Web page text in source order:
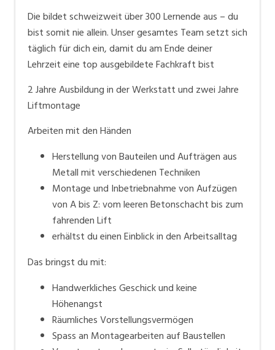
Verkauf, Handel, Kundenberatung,
Aussendienst
Die bildet schweizweit über 300 Lernende aus – du
bist somit nie allein. Unser gesamtes Team setzt sich
täglich für dich ein, damit du am Ende deiner
Lehrzeit eine top ausgebildete Fachkraft bist
2 Jahre Ausbildung in der Werkstatt und zwei Jahre
Liftmontage
Arbeiten mit den Händen
Herstellung von Bauteilen und Aufträgen aus
Metall mit verschiedenen Techniken
Montage und Inbetriebnahme von Aufzügen
von A bis Z: vom leeren Betonschacht bis zum
fahrenden Lift
erhältst du einen Einblick in den Arbeitsalltag
Das bringst du mit:
Handwerkliches Geschick und keine
Höhenangst
Räumliches Vorstellungsvermögen
Spass an Montagearbeiten auf Baustellen